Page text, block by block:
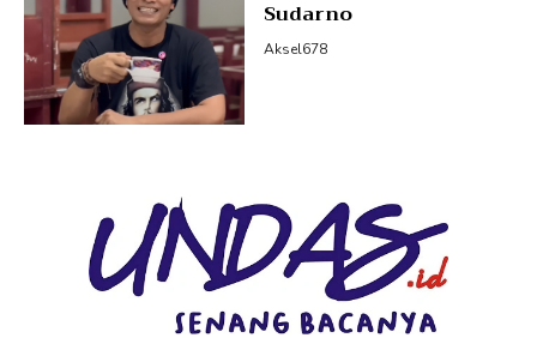
Sudarno
Aksel678